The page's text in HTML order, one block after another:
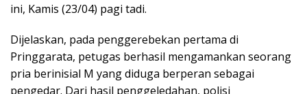
ini, Kamis (23/04) pagi tadi.
Dijelaskan, pada penggerebekan pertama di
Pringgarata, petugas berhasil mengamankan seorang
pria berinisial M yang diduga berperan sebagai
pengedar. Dari hasil penggeledahan, polisi